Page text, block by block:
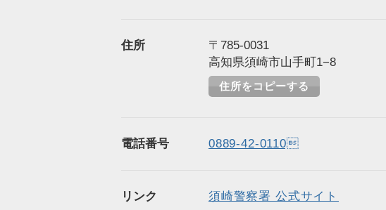
住所
〒785-0031
高知県須崎市山手町1−8
住所をコピーする
電話番号 0889-42-0110
リンク 須崎警察署 公式サイト